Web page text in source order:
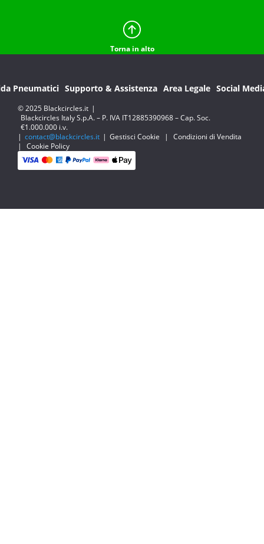
Torna in alto
Pneumatici Supporto & Assistenza Area Legale Social
© 2025 Blackcircles.it |
Blackcircles Italy S.p.A. – P. IVA IT12885390968 – Cap. Soc.
€1.000.000 i.v.
| contact@blackcircles.it | Gestisci Cookie |
Condizioni di Vendita
|
Cookie Policy